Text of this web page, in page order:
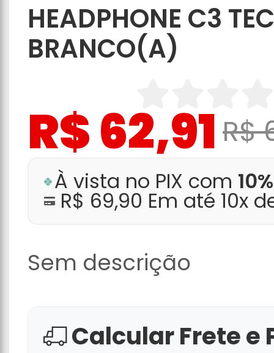
HEADPHONE C3
BRANCO(A)
R$ 62,91 R$
À vista no PIX com
R$ 69,90 Em até 10x
Sem descrição
Calcular Frete e